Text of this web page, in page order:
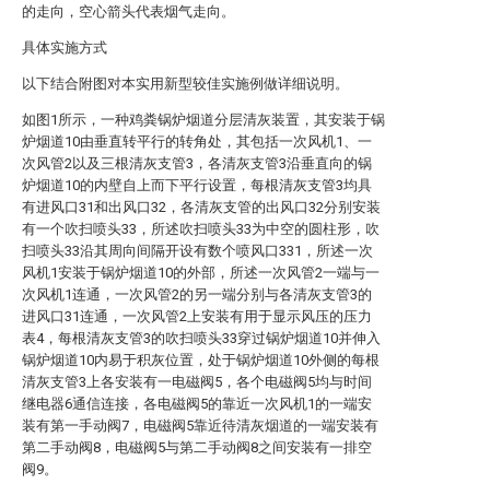
的走向，空心箭头代表烟气走向。
具体实施方式
以下结合附图对本实用新型较佳实施例做详细说明。
如图1所示，一种鸡粪锅炉烟道分层清灰装置，其安装于锅
炉烟道10由垂直转平行的转角处，其包括一次风机1、一
次风管2以及三根清灰支管3，各清灰支管3沿垂直向的锅
炉烟道10的内壁自上而下平行设置，每根清灰支管3均具
有进风口31和出风口32，各清灰支管的出风口32分别安装
有一个吹扫喷头33，所述吹扫喷头33为中空的圆柱形，吹
扫喷头33沿其周向间隔开设有数个喷风口331，所述一次
风机1安装于锅炉烟道10的外部，所述一次风管2一端与一
次风机1连通，一次风管2的另一端分别与各清灰支管3的
进风口31连通，一次风管2上安装有用于显示风压的压力
表4，每根清灰支管3的吹扫喷头33穿过锅炉烟道10并伸入
锅炉烟道10内易于积灰位置，处于锅炉烟道10外侧的每根
清灰支管3上各安装有一电磁阀5，各个电磁阀5均与时间
继电器6通信连接，各电磁阀5的靠近一次风机1的一端安
装有第一手动阀7，电磁阀5靠近待清灰烟道的一端安装有
第二手动阀8，电磁阀5与第二手动阀8之间安装有一排空
阀9。